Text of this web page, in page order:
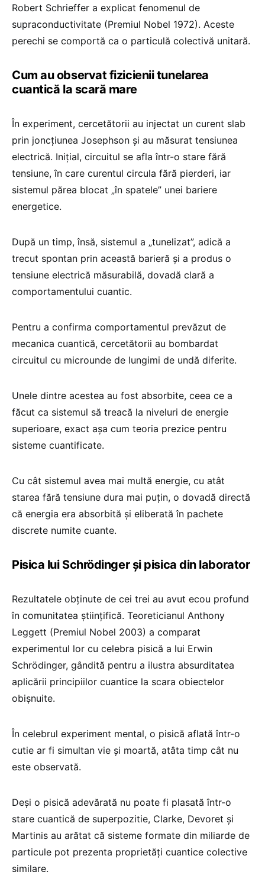
Robert Schrieffer a explicat fenomenul de
supraconductivitate (Premiul Nobel 1972). Aceste
perechi se comportă ca o particulă colectivă unitară.
Cum au observat fizicienii tunelarea
cuantică la scară mare
În experiment, cercetătorii au injectat un curent slab
prin joncțiunea Josephson și au măsurat tensiunea
electrică. Inițial, circuitul se afla într-o stare fără
tensiune, în care curentul circula fără pierderi, iar
sistemul părea blocat „în spatele” unei bariere
energetice.
După un timp, însă, sistemul a „tunelizat”, adică a
trecut spontan prin această barieră și a produs o
tensiune electrică măsurabilă, dovadă clară a
comportamentului cuantic.
Pentru a confirma comportamentul prevăzut de
mecanica cuantică, cercetătorii au bombardat
circuitul cu microunde de lungimi de undă diferite.
Unele dintre acestea au fost absorbite, ceea ce a
făcut ca sistemul să treacă la niveluri de energie
superioare, exact așa cum teoria prezice pentru
sisteme cuantificate.
Cu cât sistemul avea mai multă energie, cu atât
starea fără tensiune dura mai puțin, o dovadă directă
că energia era absorbită și eliberată în pachete
discrete numite cuante.
Pisica lui Schrödinger și pisica din laborator
Rezultatele obținute de cei trei au avut ecou profund
în comunitatea științifică. Teoreticianul Anthony
Leggett (Premiul Nobel 2003) a comparat
experimentul lor cu celebra pisică a lui Erwin
Schrödinger, gândită pentru a ilustra absurditatea
aplicării principiilor cuantice la scara obiectelor
obișnuite.
În celebrul experiment mental, o pisică aflată într-o
cutie ar fi simultan vie și moartă, atâta timp cât nu
este observată.
Deși o pisică adevărată nu poate fi plasată într-o
stare cuantică de superpozitie, Clarke, Devoret și
Martinis au arătat că sisteme formate din miliarde de
particule pot prezenta proprietăți cuantice colective
similare.